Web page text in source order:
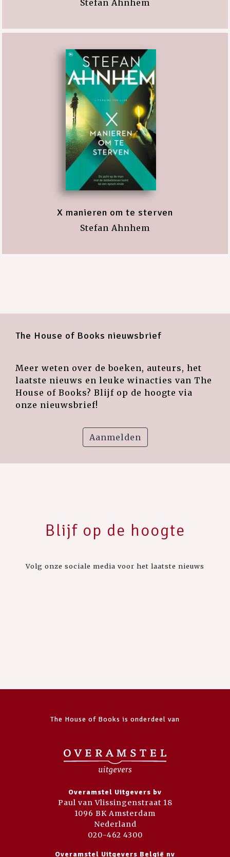
Stefan Ahnhem
X manieren om te sterven
Stefan Ahnhem
The House of Books nieuwsbrief
Meer weten over de boeken, auteurs, het
laatste nieuws en leuke winacties van The
House of Books? Blijf op de hoogte via
onze nieuwsbrief!
Aanmelden
Blijf op de hoogte
Volg onze sociale media voor het laatste nieuws
The House of Books is onderdeel van
Overamstel Uitgevers bv
Paul van Vlissingenstraat 18
1096 BK Amsterdam
Nederland
020-462 4300
Overamstel Uitgevers België nv